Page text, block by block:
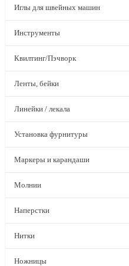
Иглы для швейных машин
Инструменты
Квилтинг/Пэчворк
Ленты, бейки
Линейки / лекала
Установка фурнитуры
Маркеры и карандаши
Молнии
Наперстки
Нитки
Ножницы